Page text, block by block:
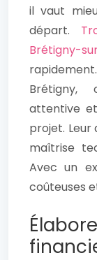
il vaut
départ.
Brétigny-
Brétigny,
attentive
projet.
maîtrise
Avec un
coûteuses